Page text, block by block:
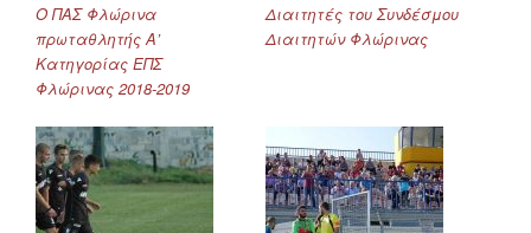
Ο ΠΑΣ Φλώρινα
πρωταθλητής Α’
Κατηγορίας ΕΠΣ
Φλώρινας 2018-2019
Διαιτητές του Συνδέσμου
Διαιτητών Φλώρινας